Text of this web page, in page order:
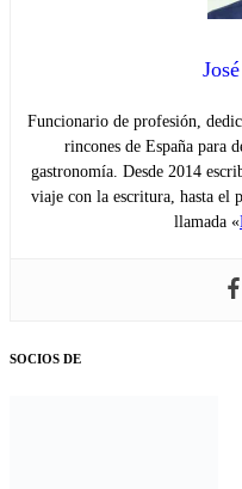
Funcionario de profesión,
rincones de España para
gastronomía. Desde 2014
viaje con la escritura, hasta el
llamada «
SOCIOS DE